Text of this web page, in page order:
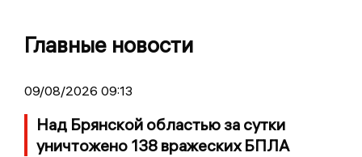
Главные новости
09/08/2026 09:13
Над Брянской областью за сутки
уничтожено 138 вражеских БПЛА